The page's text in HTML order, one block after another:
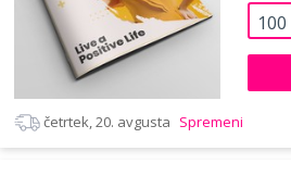
100
četrtek, 20. avgusta Spremeni